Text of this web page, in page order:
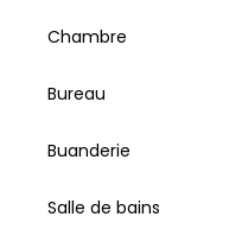
Chambre
Bureau
Buanderie
Salle de bains